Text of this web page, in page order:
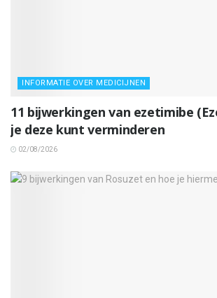
INFORMATIE OVER MEDICIJNEN
11 bijwerkingen van ezetimibe
je deze kunt verminderen
02/08/2026